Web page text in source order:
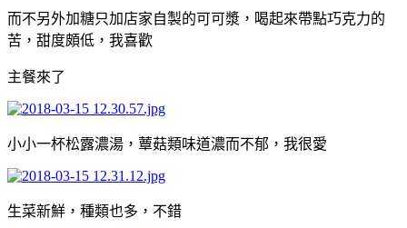
而不另外加糖只加店家自製的可可漿，喝起來帶點巧克力的
苦，甜度頗低，我喜歡
主餐來了
小小一杯松露濃湯，蕈菇類味道濃而不郁，我很愛
生菜新鮮，種類也多，不錯